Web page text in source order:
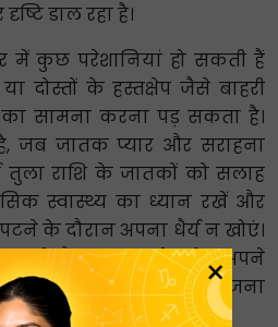
डाल रहा है।
में कुछ परेशानियां हो सकती हैं
या दोस्तों के हस्तक्षेप जैसे बाहरी
सामना करना पड़ सकता है।
जब जातक प्यार और सराहना
राशि के जातकों को सलाह
स्वास्थ्य का ध्यान रखें और
के दौरान अपना धैर्य न खोएं।
और अक्टूबर के बीच अपने
या रोमांटिक डेट की योजना
×